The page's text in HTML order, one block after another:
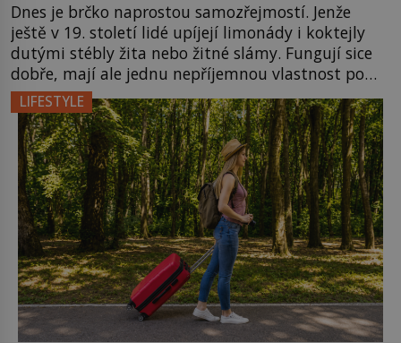
Dnes je brčko naprostou samozřejmostí. Jenže
ještě v 19. století lidé upíjejí limonády i koktejly
dutými stébly žita nebo žitné slámy. Fungují sice
dobře, mají ale jednu nepříjemnou vlastnost po
chvíli se rozmáčejí a nápoji dodávají travnatou
příchuť. Právě tahle drobná nepříjemnost přivede
amerického výrobce cigaretových náustků k
nápadu, který změní způsob pití po celém […]
LIFESTYLE